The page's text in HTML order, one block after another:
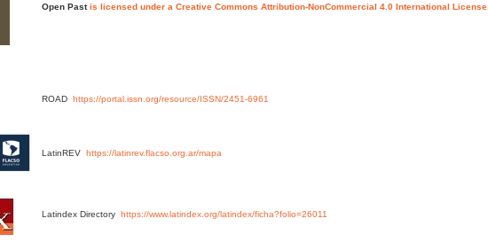
Open Pastis licensed under a Creative Commons Attribution-NonCommercial 4.0 International License.
ROADhttps://portal.issn.org/resource/ISSN/2451-6961
LatinREVhttps://latinrev.flacso.org.ar/mapa
Latindex Directoryhttps://www.latindex.org/latindex/ficha?folio=26011